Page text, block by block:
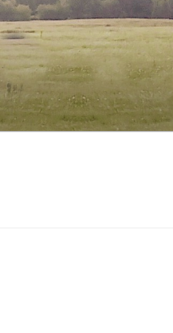
Zum
Inhalt
springen